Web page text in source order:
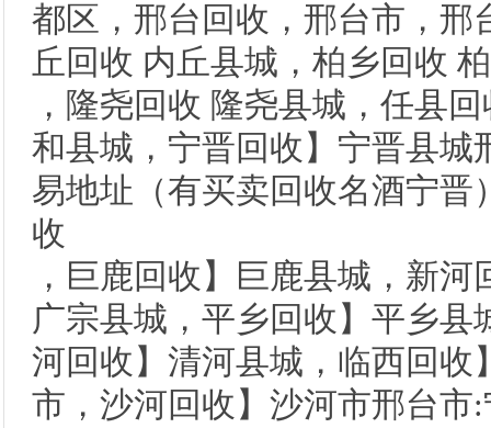
都区，邢台回收，邢台市，邢
丘回收 内丘县城，柏乡回收
，隆尧回收 隆尧县城，任县
和县城，宁晋回收】宁晋县城
易地址（有买卖回收名酒宁
收
，巨鹿回收】巨鹿县城，新
广宗县城，平乡回收】平乡
河回收】清河县城，临西回收
市，沙河回收】沙河市邢台市